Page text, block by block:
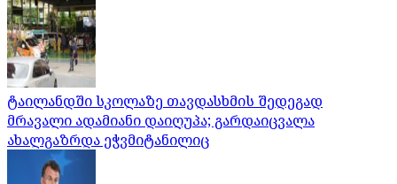
ტაილანდში სკოლაზე თავდასხმის შედეგად
მრავალი ადამიანი დაიღუპა; გარდაიცვალა
ახალგაზრდა ეჭვმიტანილიც